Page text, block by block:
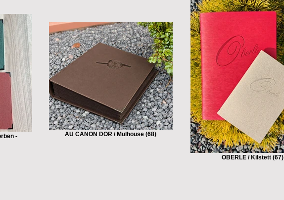
- AU CANON DOR / Mulhouse (68)
OBERLE / Kilstett (67)